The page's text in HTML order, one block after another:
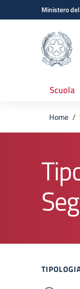
Vai ai contenuti
Vai al menu diMinistero
scuola
Scuola
Home